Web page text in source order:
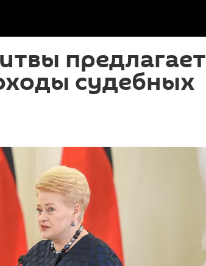
предлагает
судебных